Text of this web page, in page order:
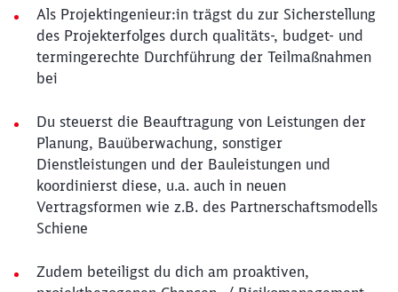
Als Projektingenieur:in trägst du zur Sicherstellung
des Projekterfolges durch qualitäts-, budget- und
termingerechte Durchführung der Teilmaßnahmen
bei
Du steuerst die Beauftragung von Leistungen der
Planung, Bauüberwachung, sonstiger
Dienstleistungen und der Bauleistungen und
koordinierst diese, u.a. auch in neuen
Vertragsformen wie z.B. des Partnerschaftsmodells
Schiene
Zudem beteiligst du dich am proaktiven,